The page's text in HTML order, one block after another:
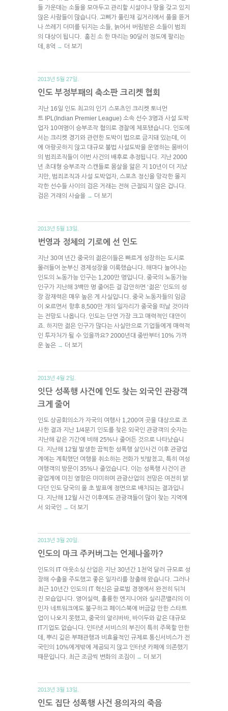
들 가운데는 소들을 모아두고 관리할 시설이나 땅을 갖고 있지
않은 사람들이 많습니다. 고삐가 풀린채 길거리에서 풀을 뜯거
나 쓰레기 더미를 뒤지는 소들, 늙어서 버림받은 소들이 범죄
의 대상이 됩니다. 훔친 소 한 마리는 90달러 정도에 팔리는
데, 8억 → 더 보기
2013년 5월 27일.
인도 부정부패의 축소판 크리켓 협회
지난 16일 인도 최고의 인기 스포츠인 크리켓 토너먼
트 IPL(Indian Premier League) 소속 선수 3명과 사설 도박
업자 10여명이 승부조작 혐의로 경찰에 체포됐습니다. 인도에
서는 크리켓 경기와 관련한 도박이 법으로 금지돼 있는데, 이
에 아랑곳하지 않고 대규모 불법 사설도박을 운영하는 뭄바이
의 범죄조직들이 이번 사건의 배후로 추정됩니다. 지난 2000
년 초대형 승부조작 스캔들로 몸살을 앓은 지 10년이 더 지났
지만, 범죄조직과 사설 도박업자, 스포츠 정신을 망각한 몰지
각한 선수들 사이의 검은 거래는 전혀 근절되지 않은 겁니다.
검은 거래의 사슬을 → 더 보기
2013년 5월 13일.
번영과 정체의 기로에 선 인도
지난 30여 년간 중국의 젊은이들은 빠르게 성장하는 도시로
몰려들어 눈부신 경제성장을 이룩했습니다. 해마다 늘어나는
인도의 노동가능 인구는 1,200만 명입니다. 중국의 노동가능
인구가 지난해 3백만 명 줄어든 걸 감안하면 ‘젊은’ 인도의 성
장 잠재력은 매우 높은 게 사실입니다. 중국 노동자들의 임금
이 오르면서 향후 8,500만 개의 일자리가 중국을 떠날 것이라
는 전망도 나옵니다. 인도는 단연 가장 크고 매력적인 대안이
죠. 하지만 젊은 인구가 많다는 사실만으로 기업들에게 매력적
인 투자처가 될 수 있을까요? 2000년대 중반부터 10% 가까
운 높은 → 더 보기
2013년 4월 2일.
잇단 성폭행 사건에 인도 찾는 외국인 관광객
크게 줄어
인도 상공회의소가 자국의 여행사 1,200여 곳을 대상으로 조
사한 결과 지난 1/4분기 인도를 찾은 외국인 관광객의 숫자는
지난해 같은 기간에 비해 25%나 줄어든 것으로 나타났습니
다. 지난해 12월 발생한 끔찍한 성폭행 살인사건 이후 관광업
계에는 계획했던 여행을 취소하는 전화가 빗발쳤고, 특히 여성
여행객의 방문이 35%나 줄었습니다. 이는 성폭행 사건이 관
광업계에 미친 영향은 미미하며 관광산업의 전망은 여전히 밝
다던 인도 당국의 올 초 발표에 정면으로 배치되는 결과입니
다. 지난해 12월 사건 이후에도 관광객들이 많이 찾는 지역에
서 외국인 → 더 보기
2013년 3월 20일.
인도의 마크 주커버그는 언제나올까?
인도의 IT 아웃소싱 산업은 지난 30년간 1천억 달러 규모로 성
장해 수출을 주도했고 좋은 일자리를 창출해 왔습니다. 그러나
최근 10년간 인도의 IT 혁신은 글로벌 경쟁에서 완전히 뒤쳐
진 모습입니다. 영어실력, 훌륭한 엔지니어와 실리콘밸리의 이
민자 네트워크에도 불구하고 페이스북에 버금갈 만한 스타트
업이 나오지 못했고, 중국의 알리바바, 바이두와 같은 대규모
IT기업도 없습니다. 인터넷 서비스의 부진이 특히 주목할 만한
데, 뿌리 깊은 부패관행과 비효율적인 규제로 통신서비스가 전
국민의 10%에게밖에 제공되지 않고 인터넷 카페에 의존했기
때문입니다. 최근 조금씩 변화의 조짐이
→ 더 보기
2013년 3월 13일.
인도 집단 성폭행 사건 용의자의 죽음